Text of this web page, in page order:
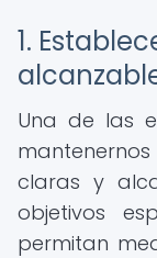
1.
Una de las
claras y
objetivos
permitan